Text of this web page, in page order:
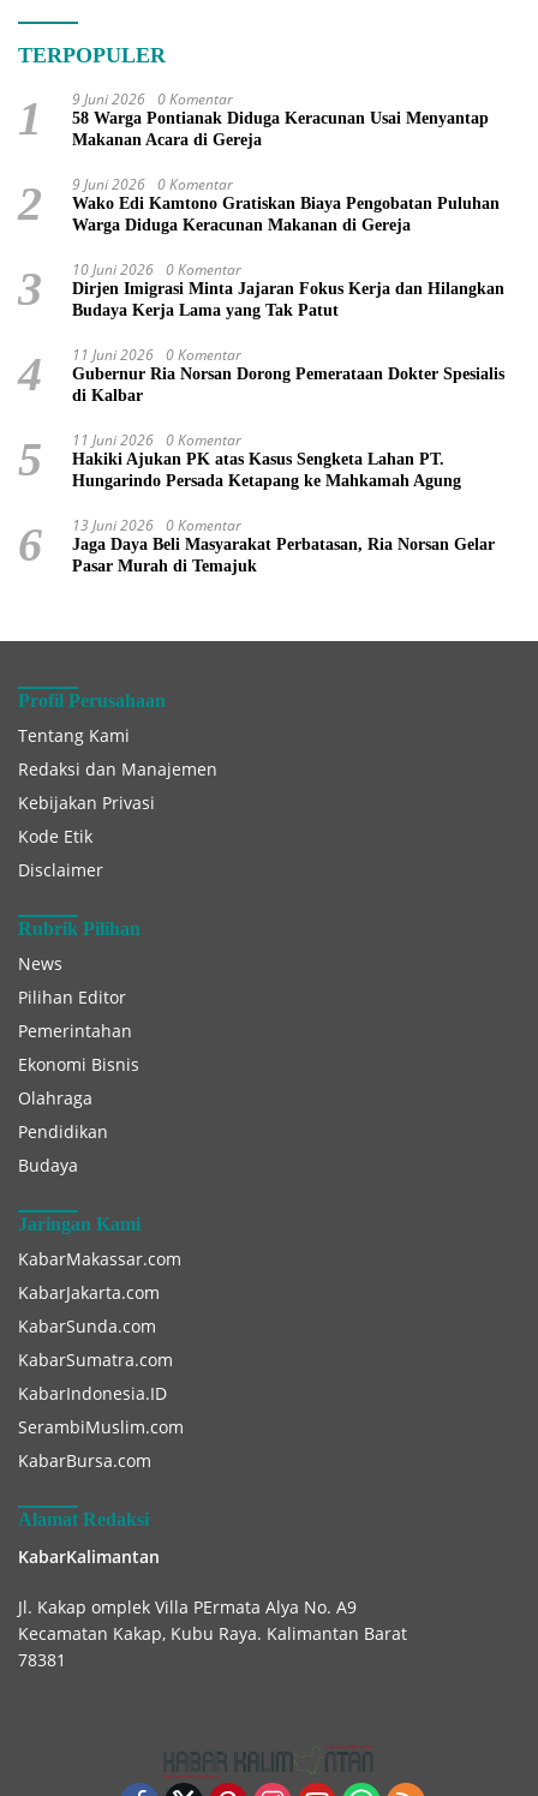
TERPOPULER
1 9 Juni 2026 0 Komentar
58 Warga Pontianak Diduga Keracunan Usai Menyantap
Makanan Acara di Gereja
2 9 Juni 2026 0 Komentar
Wako Edi Kamtono Gratiskan Biaya Pengobatan Puluhan
Warga Diduga Keracunan Makanan di Gereja
3 10 Juni 2026 0 Komentar
Dirjen Imigrasi Minta Jajaran Fokus Kerja dan Hilangkan
Budaya Kerja Lama yang Tak Patut
4 11 Juni 2026 0 Komentar
Gubernur Ria Norsan Dorong Pemerataan Dokter Spesialis
di Kalbar
5 11 Juni 2026 0 Komentar
Hakiki Ajukan PK atas Kasus Sengketa Lahan PT.
Hungarindo Persada Ketapang ke Mahkamah Agung
6 13 Juni 2026 0 Komentar
Jaga Daya Beli Masyarakat Perbatasan, Ria Norsan Gelar
Pasar Murah di Temajuk
Profil Perusahaan
Tentang Kami
Redaksi dan Manajemen
Kebijakan Privasi
Kode Etik
Disclaimer
Rubrik Pilihan
News
Pilihan Editor
Pemerintahan
Ekonomi Bisnis
Olahraga
Pendidikan
Budaya
Jaringan Kami
KabarMakassar.com
KabarJakarta.com
KabarSunda.com
KabarSumatra.com
KabarIndonesia.ID
SerambiMuslim.com
KabarBursa.com
Alamat Redaksi
KabarKalimantan
Jl. Kakap omplek Villa PErmata Alya No. A9
Kecamatan Kakap, Kubu Raya. Kalimantan Barat
78381